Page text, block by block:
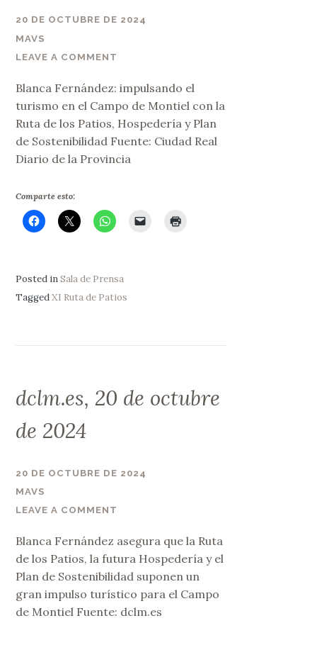
20 DE OCTUBRE DE 2024
MAVS
LEAVE A COMMENT
Blanca Fernández: impulsando el
turismo en el Campo de Montiel con la
Ruta de los Patios, Hospedería y Plan
de Sostenibilidad Fuente: Ciudad Real
Diario de la Provincia
Comparte esto:
Posted inSala de Prensa
TaggedXI Ruta de Patios
dclm.es, 20 de octubre
de 2024
20 DE OCTUBRE DE 2024
MAVS
LEAVE A COMMENT
Blanca Fernández asegura que la Ruta
de los Patios, la futura Hospedería y el
Plan de Sostenibilidad suponen un
gran impulso turístico para el Campo
de Montiel Fuente: dclm.es